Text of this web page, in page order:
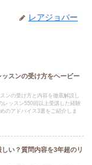
レアジョバー
スンの受け方をヘービー
ンの受け方と内容を徹底解説し
レッスン550回以上受講した経験
のアドバイス3選をご紹介しま
い？質問内容を3年超のリ